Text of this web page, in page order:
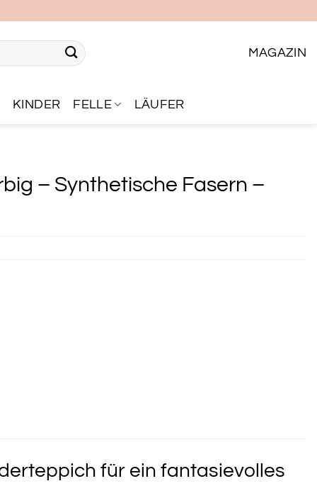
MAGAZIN
KINDER FELLE LÄUFER
– Synthetische Fasern –
für ein fantasievolles